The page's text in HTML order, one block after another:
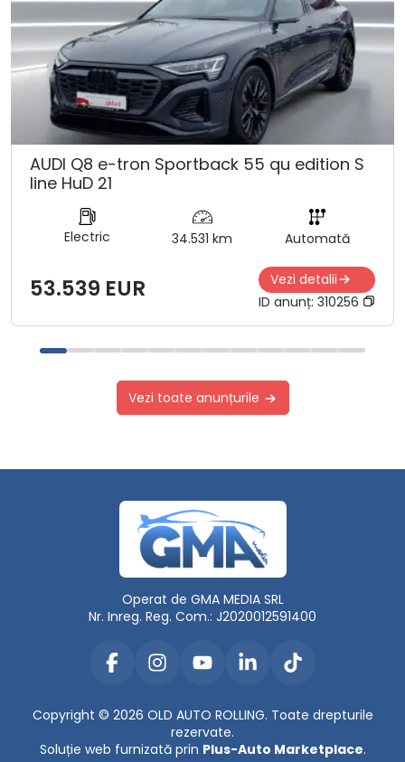
AUDI Q8 e-tron Sportback 55 qu edition S
line HuD 21
Electric 34.531 km Automată
53.539 EUR
Vezi detalii
ID anunț: 310256
Vezi toate anunțurile
Operat de GMA MEDIA SRL
Nr. Inreg. Reg. Com.: J2020012591400
Copyright © 2026 OLD AUTO ROLLING. Toate drepturile
rezervate.
Soluție web furnizată prin Plus-Auto Marketplace.